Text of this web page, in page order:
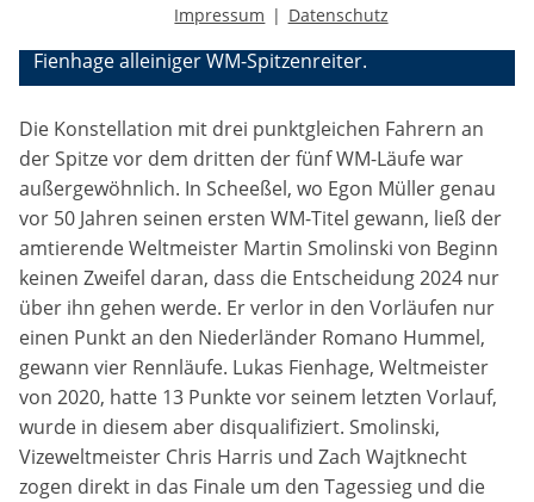
Lukas Fienhage. Smolinski ist damit vier Punkte vor
Fienhage alleiniger WM-Spitzenreiter.
Die Konstellation mit drei punktgleichen Fahrern an
der Spitze vor dem dritten der fünf WM-Läufe war
außergewöhnlich. In Scheeßel, wo Egon Müller genau
vor 50 Jahren seinen ersten WM-Titel gewann, ließ der
amtierende Weltmeister Martin Smolinski von Beginn
keinen Zweifel daran, dass die Entscheidung 2024 nur
über ihn gehen werde. Er verlor in den Vorläufen nur
einen Punkt an den Niederländer Romano Hummel,
gewann vier Rennläufe. Lukas Fienhage, Weltmeister
von 2020, hatte 13 Punkte vor seinem letzten Vorlauf,
wurde in diesem aber disqualifiziert. Smolinski,
Vizeweltmeister Chris Harris und Zach Wajtknecht
zogen direkt in das Finale um den Tagessieg und die
Notwendige Cookies ermöglichen die Kernfunktionalität
einer Website. Sie helfen dabei, die Website nutzbar zu
ermöglichen. Ohne diese Cookies kann die Website nicht
richtig funktionieren.
Background Image
gw-cookie-bgimage
DMSB
Zweck:
Dieser Cookie speichert Informationen zu
verwendeten Hintergrundbildern der Website.
Impressum | Datenschutz